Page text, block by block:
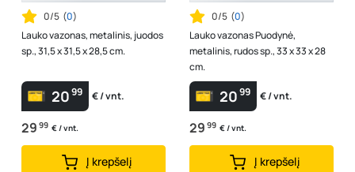
0/5 (0)
Lauko vazonas, metalinis, juodos
sp., 31,5 x 31,5 x 28,5 cm.
2099 € / vnt.
29 99 € / vnt.
Į krepšelį
0/5 (0)
Lauko vazonas Puodynė,
metalinis, rudos sp., 33 x 33 x 28
cm.
2099 € / vnt.
29 99 € / vnt.
Į krepšelį